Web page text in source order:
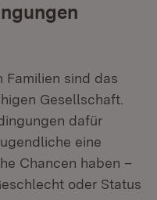
Familien sind das
Gesellschaft.
dafür
eine
Chancen haben –
oder Status